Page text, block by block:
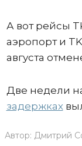
А вот рейсы
аэропорт и
августа
Две недели
задержках
Автор: Дмитрий